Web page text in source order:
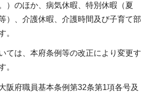
）のほか、病気休暇、特別休暇（夏
）、介護休暇、介護時間及び子育て部
。
ては、本府条例等の改正により変更す
。
阪府職員基本条例第32条第1項各号及